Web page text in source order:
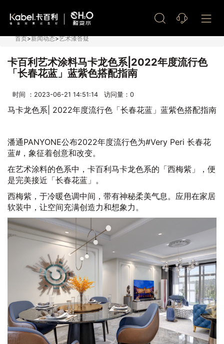
首页>新闻动态>艺术漆答疑
卡百利艺术涂料马卡龙色系|2022年度流行色
「长春花蓝」蓝紫色搭配指南
时间 ：2023-06-21 14:51:14 访问量： 0
马卡龙色系| 2022年度流行色「长春花蓝」蓝紫色搭配指南
潘通PANYONE公布2022年度流行色为#Very Peri 长春花
蓝#，象征着创意和改变。
在艺术涂料的色系中，卡百利马卡龙色系的「西梅紫」，便
是完美接近「长春花蓝」。
西梅紫，于冷暖色调中间，带有神秘柔美气息。应用在家居
软装中，让空间充满创造力和想象力。